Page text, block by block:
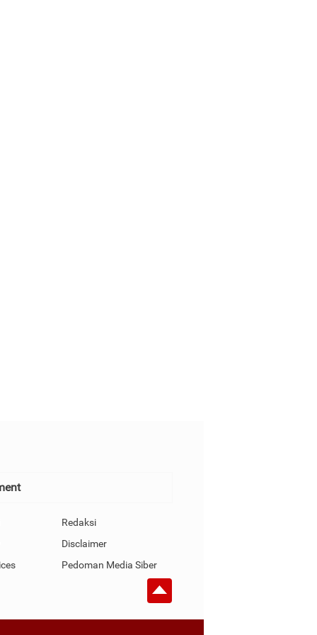
Redaksi
Disclaimer
Pedoman Media Siber